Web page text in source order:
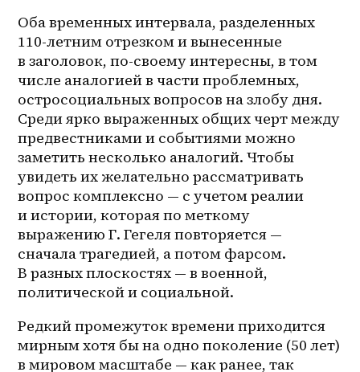
Оба временных интервала, разделенных
110-летним отрезком и вынесенные
в заголовок, по-своему интересны, в том
числе аналогией в части проблемных,
остросоциальных вопросов на злобу дня.
Среди ярко выраженных общих черт между
предвестниками и событиями можно
заметить несколько аналогий. Чтобы
увидеть их желательно рассматривать
вопрос комплексно — с учетом реалии
и истории, которая по меткому
выражению Г. Гегеля повторяется —
сначала трагедией, а потом фарсом.
В разных плоскостях — в военной,
политической и социальной.
Редкий промежуток времени приходится
мирным хотя бы на одно поколение (50 лет)
в мировом масштабе — как ранее, так